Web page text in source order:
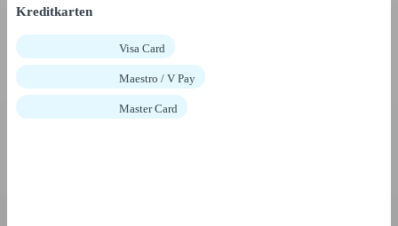
Kreditkarten
Visa Card
Maestro / V Pay
Master Card